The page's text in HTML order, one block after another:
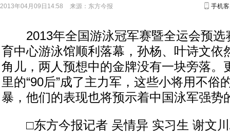
2013年04月09日14:58 来源： 东方今报 手机
2013年全国游泳冠军赛暨全运会预选
育中心游泳馆顺利落幕，孙杨、叶诗文依
角儿，两人预想中的金牌没有一块旁落。
里的“90后”成了主力军，这些小将用不俗
暴，他们的表现也将预示着中国泳军强势
□东方今报记者 吴情异 实习生 谢文川